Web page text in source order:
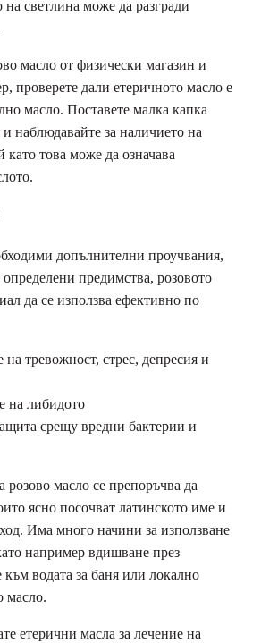
на светлина може да разгради
масло от физически магазин и
проверете дали етеричното масло е
масло. Поставете малка капка
наблюдавайте за наличието на
като това може да означава
допълнителни проучвания,
определени предимства, розовото
да се използва ефективно по
на тревожност, стрес, депресия и
на либидото
срещу вредни бактерии и
розово масло се препоръчва да
ясно посочват латинското име и
Има много начини за използване
например вдишване през
към водата за баня или локално
масло.
етерични масла за лечение на